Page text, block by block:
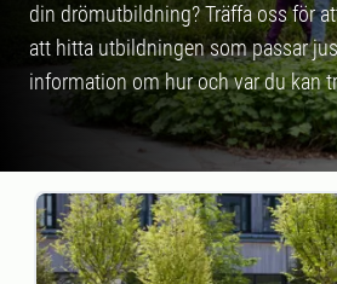
din drömutbildning? Träffa oss för
att hitta utbildningen som passar
information om hur och var du kan